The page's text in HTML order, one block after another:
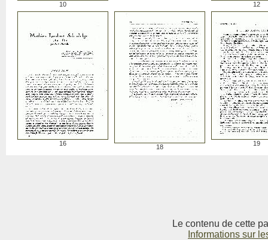
10
12
16 18 19
Le contenu de cette
Informations sur